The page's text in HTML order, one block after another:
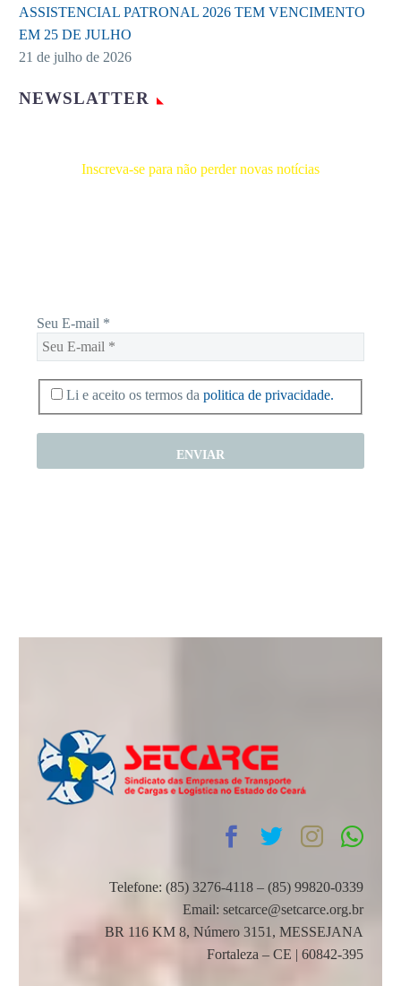
ASSISTENCIAL PATRONAL 2026 TEM VENCIMENTO
EM 25 DE JULHO
21 de julho de 2026
NEWSLATTER
Inscreva-se para não perder novas notícias
Seu E-mail *
Li e aceito os termos da politica de privacidade.
Telefone: (85) 3276-4118 – (85) 99820-0339
Email: setcarce@setcarce.org.br
BR 116 KM 8, Número 3151, MESSEJANA
Fortaleza – CE | 60842-395